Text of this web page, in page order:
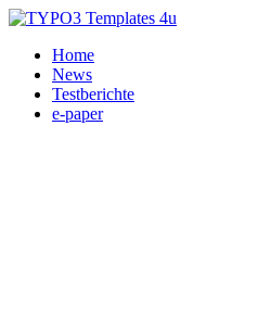
Home
News
Testberichte
e-paper